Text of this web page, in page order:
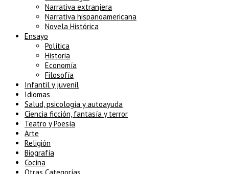
Narrativa extranjera
Narrativa hispanoamericana
Novela Histórica
Ensayo
Política
Historia
Economía
Filosofía
Infantil y juvenil
Idiomas
Salud, psicología y autoayuda
Ciencia ficción, fantasía y terror
Teatro y Poesía
Arte
Religión
Biografía
Cocina